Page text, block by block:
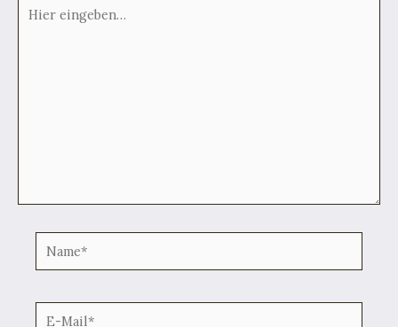
eingeben…
Name*
E-